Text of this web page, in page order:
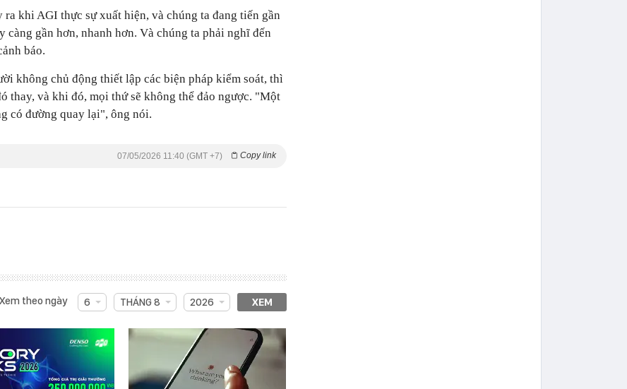
khi AGI thực sự xuất hiện, và chúng ta đang tiến gần
càng gần hơn, nhanh hơn. Và chúng ta phải nghĩ đến
báo.
không chủ động thiết lập các biện pháp kiểm soát, thì
thay, và khi đó, mọi thứ sẽ không thể đảo ngược. "Một
có đường quay lại", ông nói.
Copy link
07/05/2026 11:40 (GMT +7)
Xem theo ngày 6 THÁNG 8 2026 XEM